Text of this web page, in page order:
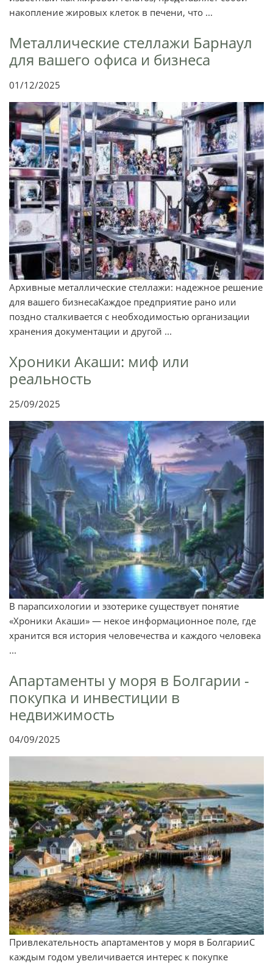
накопление жировых клеток в печени, что ...
Металлические стеллажи Барнаул
для вашего офиса и бизнеса
01/12/2025
Архивные металлические стеллажи: надежное решение
для вашего бизнесаКаждое предприятие рано или
поздно сталкивается с необходимостью организации
хранения документации и другой ...
Хроники Акаши: миф или
реальность
25/09/2025
В парапсихологии и эзотерике существует понятие
«Хроники Акаши» — некое информационное поле, где
хранится вся история человечества и каждого человека
...
Апартаменты у моря в Болгарии -
покупка и инвестиции в
недвижимость
04/09/2025
Привлекательность апартаментов у моря в БолгарииС
каждым годом увеличивается интерес к покупке